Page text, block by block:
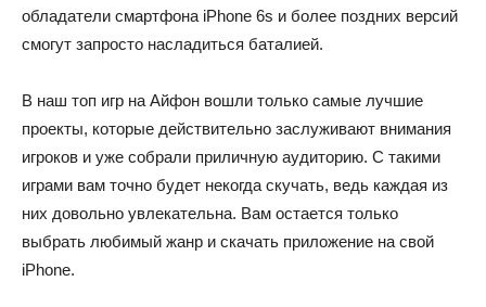
обладатели смартфона iPhone 6s и более поздних версий
смогут запросто насладиться баталией.
В наш топ игр на Айфон вошли только самые лучшие
проекты, которые действительно заслуживают внимания
игроков и уже собрали приличную аудиторию. С такими
играми вам точно будет некогда скучать, ведь каждая из
них довольно увлекательна. Вам остается только
выбрать любимый жанр и скачать приложение на свой
iPhone.